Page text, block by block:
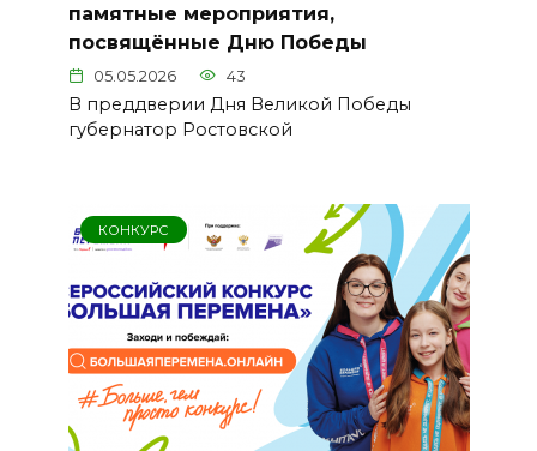
памятные мероприятия,
посвящённые Дню Победы
05.05.2026 43
В преддверии Дня Великой Победы
губернатор Ростовской
КОНКУРС